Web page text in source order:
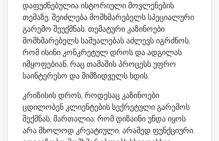
დაფუძნებულია ისტორიული მოვლენების
თემაზე, შეიძლება მომხმარებელს სპეციალური
გარემო შეუქმნას. თემატური კაზინოები
მომხმარებელს საშუალებას აძლევს იგრძნოს,
რომ ისინი კონკრეტულ დროს და ადგილას
იმყოფებიან, რაც თამაშის პროცესს უფრო
საინტერესო და მიმზიდველს ხდის.
კრიზისის დროს, როდესაც კაზინოები
ცდილობენ კლიენტების სექრეტული გარემოს
შექმნას, მართალია, რომ დიზაინი უნდა იყოს
არა მხოლოდ კრეატიული, არამედ ფუნქციური.